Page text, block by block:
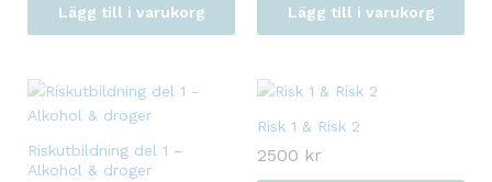
Lägg till i varukorg Lägg till i varukorg
Riskutbildning del 1 –
Alkohol & droger
‏Risk 1 & Risk 2
2500 kr